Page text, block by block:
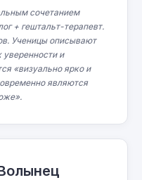
сочетанием
+ гештальт-терапевт.
Ученицы описывают
уверенности и
«визуально ярко и
являются